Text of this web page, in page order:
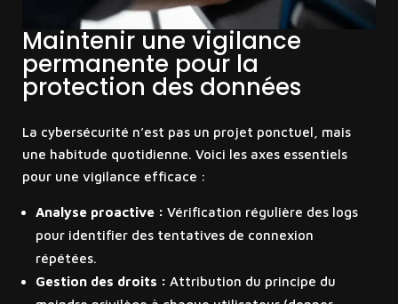
Maintenir une vigilance
permanente pour la
protection des données
La cybersécurité n’est pas un projet ponctuel, mais
une habitude quotidienne. Voici les axes essentiels
pour une vigilance efficace :
Analyse proactive : Vérification régulière des logs
pour identifier des tentatives de connexion
répétées.
Gestion des droits : Attribution du principe du